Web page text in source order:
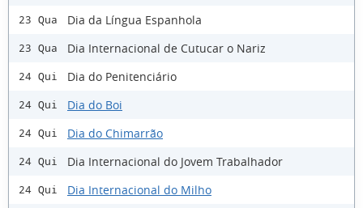
23 Qua Dia da Língua Espanhola
23 Qua Dia Internacional de Cutucar o Nariz
24 Qui Dia do Penitenciário
24 Qui Dia do Boi
24 Qui Dia do Chimarrão
24 Qui Dia Internacional do Jovem Trabalhador
24 Qui Dia Internacional do Milho